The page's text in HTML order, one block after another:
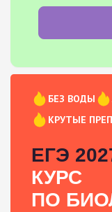
БЕЗ ВОДЫ
КРУТЫЕ
ЕГЭ
КУРС
ПО